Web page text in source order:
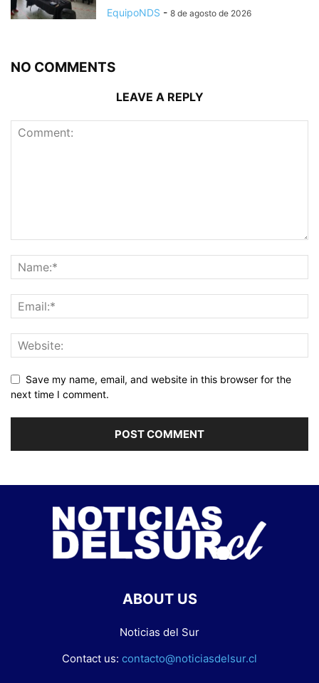
EquipoNDS - 8 de agosto de 2026
NO COMMENTS
LEAVE A REPLY
Save my name, email, and website in this browser for the
next time I comment.
ABOUT US
Noticias del Sur
Contact us: contacto@noticiasdelsur.cl